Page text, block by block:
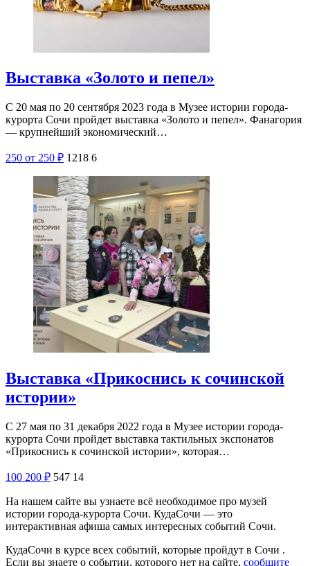
Выставка «Золото и пепел»
С 20 мая по 20 сентября 2023 года в Музее истории города-
курорта Сочи пройдет выставка «Золото и пепел». Фанагория
— крупнейший экономический…
250 от 250 ₽ 1218 6
Выставка «Прикоснись к сочинской
истории»
С 27 мая по 31 декабря 2022 года в Музее истории города-
курорта Сочи пройдет выставка тактильных экспонатов
«Прикоснись к сочинской истории», которая…
100 200 ₽ 547 14
На нашем сайте вы узнаете всё необходимое про музей
истории города-курорта Сочи. КудаСочи — это
интерактивная афиша самых интересных событий Сочи.
КудаСочи в курсе всех событий, которые пройдут в Сочи .
Если вы знаете о событии, которого нет на сайте, сообщите